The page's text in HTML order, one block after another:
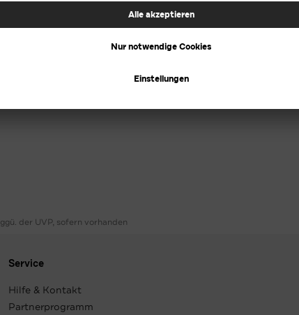
der UVP, sofern vorhanden
Service
Hilfe & Kontakt
Partnerprogramm